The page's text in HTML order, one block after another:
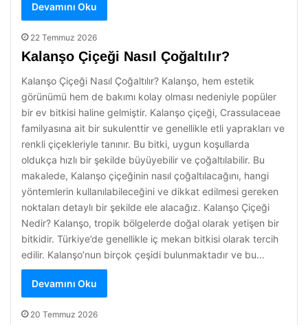
Devamını Oku
22 Temmuz 2026
Kalanşo Çiçeği Nasıl Çoğaltılır?
Kalanşo Çiçeği Nasıl Çoğaltılır? Kalanşo, hem estetik
görünümü hem de bakımı kolay olması nedeniyle popüler
bir ev bitkisi haline gelmiştir. Kalanşo çiçeği, Crassulaceae
familyasına ait bir sukulenttir ve genellikle etli yaprakları ve
renkli çiçekleriyle tanınır. Bu bitki, uygun koşullarda
oldukça hızlı bir şekilde büyüyebilir ve çoğaltılabilir. Bu
makalede, Kalanşo çiçeğinin nasıl çoğaltılacağını, hangi
yöntemlerin kullanılabileceğini ve dikkat edilmesi gereken
noktaları detaylı bir şekilde ele alacağız. Kalanşo Çiçeği
Nedir? Kalanşo, tropik bölgelerde doğal olarak yetişen bir
bitkidir. Türkiye’de genellikle iç mekan bitkisi olarak tercih
edilir. Kalanşo’nun birçok çeşidi bulunmaktadır ve bu…
Devamını Oku
20 Temmuz 2026